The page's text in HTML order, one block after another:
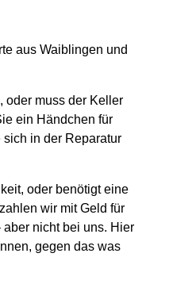
aus Waiblingen und
oder muss der Keller
ein Händchen für
in der Reparatur
oder benötigt eine
wir mit Geld für
nicht bei uns. Hier
gegen das was